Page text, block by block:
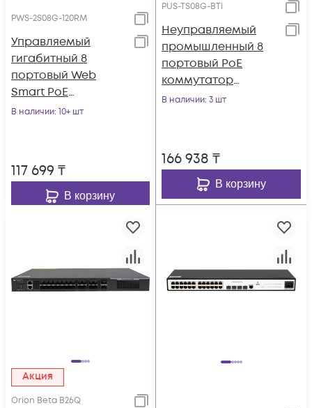
PWS-2S08G-120RM
Управляемый
гигабитный 8
портовый Web
Smart PoE
коммутатор
В наличии: 10+ шт
117 699 ₸
В корзину
PUS-TS08G-BTi
Неуправляемый
промышленный 8
портовый PoE
коммутатор
POWERTONE PUS-
В наличии: 3 шт
166 938 ₸
В корзину
Акция
Orion Beta B26Q